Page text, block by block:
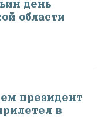
день
области
президент
в